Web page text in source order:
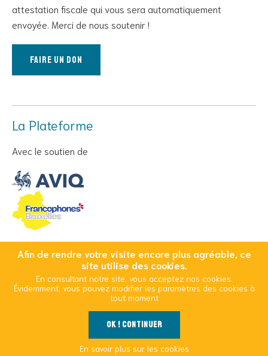
La Plateforme
attestation fiscale qui vous sera automatiquement
envoyée. Merci de nous soutenir !
Faire un don
La Plateforme
Avec le soutien de
© Copyright 2026 Cool And Safe - Tous droits réservés
Conditions Générales d’Utilisation
Mentions légales
Politique d’utilisation des cookies
Afin de rendre votre visite encore plus agréable, ce
site utilise des cookies.
En consultant notre site, vous acceptez nos cookies.
Évidemment, vous pouvez modifier les paramètres des cookies à
tout moment
OK ! Continuer
En savoir plus sur les cookies